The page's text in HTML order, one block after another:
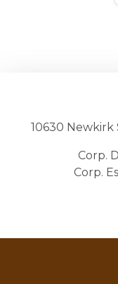
10630 Newkirk
Corp.
Corp.